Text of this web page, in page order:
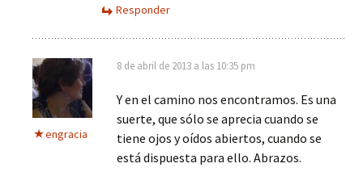
Responder
engracia
8 de abril de 2013 a las 10:35 pm
Y en el camino nos encontramos. Es una
suerte, que sólo se aprecia cuando se
tiene ojos y oídos abiertos, cuando se
está dispuesta para ello. Abrazos.